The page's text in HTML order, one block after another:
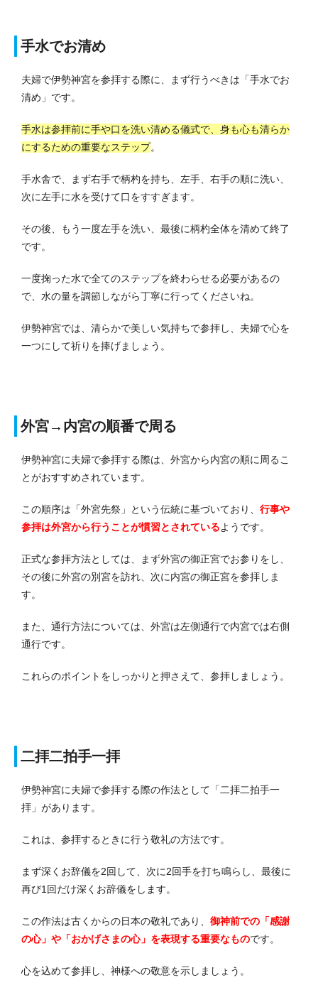
手水でお清め
夫婦で伊勢神宮を参拝する際に、まず行うべきは「手水でお
清め」です。
手水は参拝前に手や口を洗い清める儀式で、身も心も清らか
にするための重要なステップ。
手水舎で、まず右手で柄杓を持ち、左手、右手の順に洗い、
次に左手に水を受けて口をすすぎます。
その後、もう一度左手を洗い、最後に柄杓全体を清めて終了
です。
一度掬った水で全てのステップを終わらせる必要があるの
で、水の量を調節しながら丁寧に行ってくださいね。
伊勢神宮では、清らかで美しい気持ちで参拝し、夫婦で心を
一つにして祈りを捧げましょう。
外宮→内宮の順番で周る
伊勢神宮に夫婦で参拝する際は、外宮から内宮の順に周るこ
とがおすすめされています。
この順序は「外宮先祭」という伝統に基づいており、 行事や
参拝は外宮から行うことが慣習とされているようです。
正式な参拝方法としては、まず外宮の御正宮でお参りをし、
その後に外宮の別宮を訪れ、次に内宮の御正宮を参拝しま
す。
また、通行方法については、外宮は左側通行で内宮では右側
通行です。
これらのポイントをしっかりと押さえて、参拝しましょう。
二拝二拍手一拝
伊勢神宮に夫婦で参拝する際の作法として「二拝二拍手一
拝」があります。
これは、参拝するときに行う敬礼の方法です。
まず深くお辞儀を2回して、次に2回手を打ち鳴らし、最後に
再び1回だけ深くお辞儀をします。
この作法は古くからの日本の敬礼であり、 御神前での「感謝
の心」や「おかげさまの心」を表現する重要なものです。
心を込めて参拝し、神様への敬意を示しましょう。